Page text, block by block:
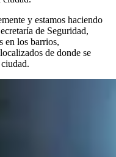
y estamos haciendo
de Seguridad,
en los barrios,
de donde se